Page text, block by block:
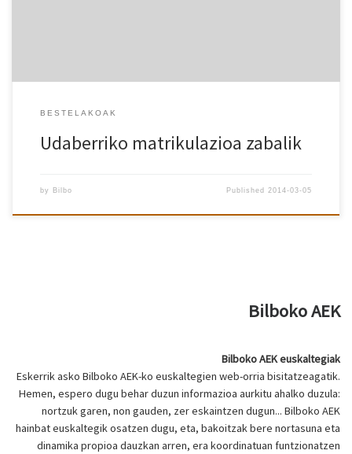
BESTELAKOAK
Udaberriko matrikulazioa zabalik
by Bilbo Published 2014-03-05
Bilboko AEK
Bilboko AEK euskaltegiak
Eskerrik asko Bilboko AEK-ko euskaltegien web-orria bisitatzeagatik.
Hemen, espero dugu behar duzun informazioa aurkitu ahalko duzula:
nortzuk garen, non gauden, zer eskaintzen dugun... Bilboko AEK
hainbat euskaltegik osatzen dugu, eta, bakoitzak bere nortasuna eta
dinamika propioa dauzkan arren, era koordinatuan funtzionatzen